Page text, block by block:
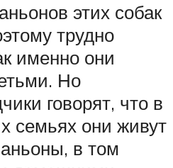
этих собак
трудно
именно они
Но
говорят, что в
семьях они живут
в том